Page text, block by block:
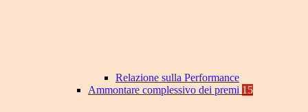
Relazione sulla Performance
Ammontare complessivo dei premi 15